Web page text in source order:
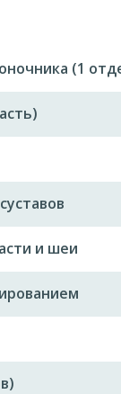
(1
и шеи